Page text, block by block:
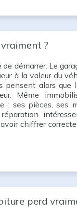
?
démarrer. Le
à la valeur du
pensent alors que
Même
: ses pièces, ses
chiffrer
perd